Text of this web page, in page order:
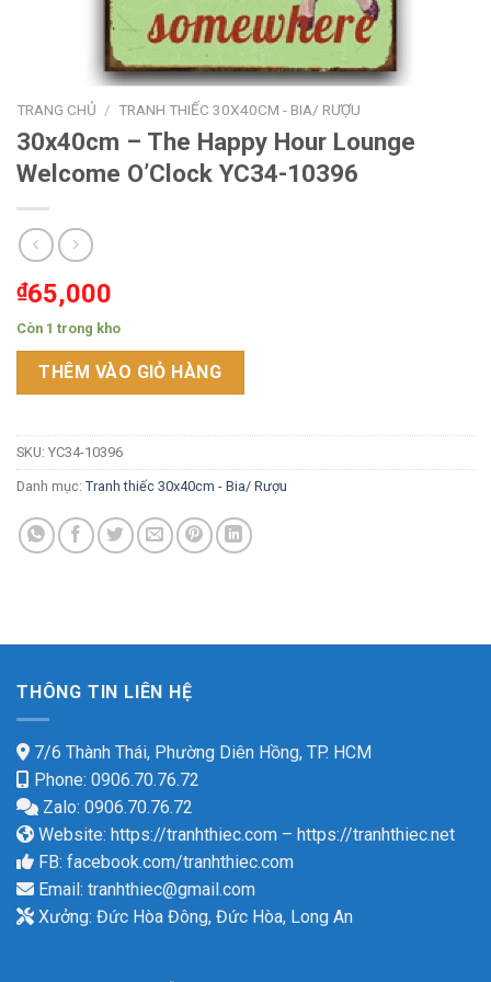
TRANG CHỦ / TRANH THIẾC 30X40CM - BIA/ RƯỢU
30x40cm – The Happy Hour Lounge
Welcome O’Clock YC34-10396
₫65,000
Còn 1 trong kho
THÊM VÀO GIỎ HÀNG
SKU: YC34-10396
Danh mục: Tranh thiếc 30x40cm - Bia/ Rượu
THÔNG TIN LIÊN HỆ
7/6 Thành Thái, Phường Diên Hồng, TP. HCM
Phone: 0906.70.76.72
Zalo: 0906.70.76.72
Website: https://tranhthiec.com – https://tranhthiec.net
FB: facebook.com/tranhthiec.com
Email: tranhthiec@gmail.com
Xưởng: Đức Hòa Đông, Đức Hòa, Long An